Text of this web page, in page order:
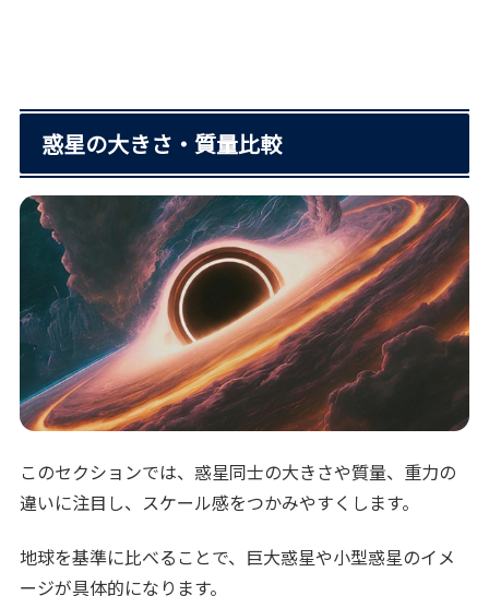
惑星の大きさ・質量比較
このセクションでは、惑星同士の大きさや質量、重力の
違いに注目し、スケール感をつかみやすくします。
地球を基準に比べることで、巨大惑星や小型惑星のイメ
ージが具体的になります。